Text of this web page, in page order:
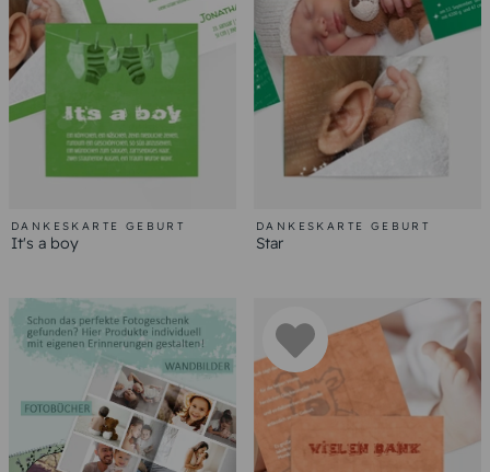
DANKESKARTE GEBURT
It's a boy
DANKESKARTE GEBURT
Star